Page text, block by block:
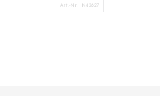
Art.-Nr.: N43627